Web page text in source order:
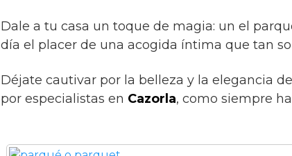
Dale a tu casa un toque de magia: un el
día el placer de una acogida íntima que tan
Déjate cautivar por la belleza y la elegancia
por especialistas en Cazorla, como siempre